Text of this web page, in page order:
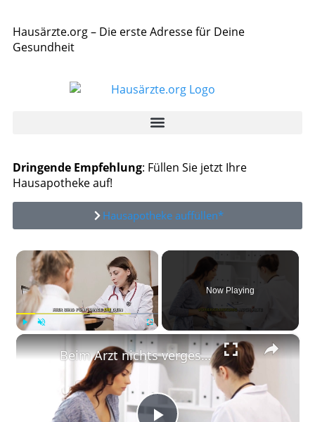
Hausärzte.org – Die erste Adresse für Deine
Gesundheit
Dringende Empfehlung: Füllen Sie jetzt Ihre
Hausapotheke auf!
Hausapotheke auffüllen*
×
Now Playing
×
Beim Arzt nichts vergessen - Diese 5 Infos sind entscheidend!